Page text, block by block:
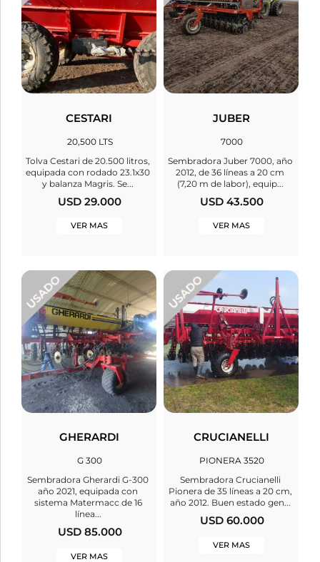
CESTARI
20,500 LTS
Tolva Cestari de 20.500 litros,
equipada con rodado 23.1x30
y balanza Magris. Se...
USD 29.000
VER MAS
JUBER
7000
Sembradora Juber 7000, año
2012, de 36 líneas a 20 cm
(7,20 m de labor), equip...
USD 43.500
VER MAS
GHERARDI
G 300
Sembradora Gherardi G-300
año 2021, equipada con
sistema Matermacc de 16
línea...
USD 85.000
VER MAS
CRUCIANELLI
PIONERA 3520
Sembradora Crucianelli
Pionera de 35 líneas a 20 cm,
año 2012. Buen estado gen...
USD 60.000
VER MAS